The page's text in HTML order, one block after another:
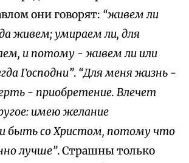
они говорят: “живем ли
живем; умираем ли, для
и потому - живем ли или
Господни”. “Для меня жизнь -
- приобретение. Влечет
имею желание
быть со Христом, потому что
лучше”. Страшны только